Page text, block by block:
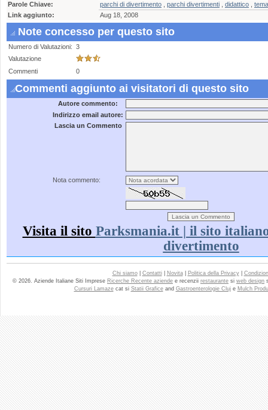
Parole Chiave:
parchi di divertimento parchi divertimenti didattico
Link aggiunto:
Aug 18, 2008
Note concesso per questo sito
Numero di Valutazioni: 3
Valutazione
Commenti
0
Commenti aggiunto ai visitatori di questo sito
Autore commento:
Indirizzo email autore:
Lascia un Commento
Nota commento:
Visita il sito Parksmania.it | il sito
divertimento
Chi siamo| Contatti| Novita| Politica della Privacy|
© 2026. Aziende Italiane Siti Imprese Ricerche Recente aziende e recenzii restaurante si web design
Cursuri Lamazecat si Statii Graficeand Gastroenterologie Cluje Mulch